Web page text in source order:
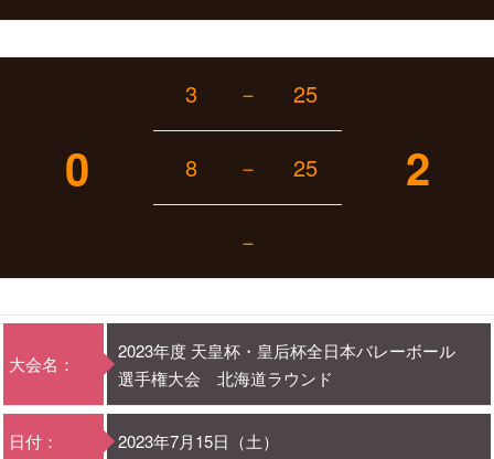
0
3 － 25
2
8 － 25
－
大会名：
2023年度 天皇杯・皇后杯全日本バレーボール
選手権大会 北海道ラウンド
日付： 2023年7月15日（土）